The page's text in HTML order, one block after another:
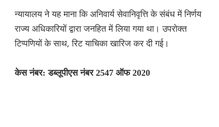
न्यायालय ने यह माना कि अनिवार्य सेवानिवृत्ति के संबंध में निर्णय
राज्य अधिकारियों द्वारा जनहित में लिया गया था। उपरोक्त
टिप्पणियों के साथ, रिट याचिका खारिज कर दी गई।
केस नंबर: डब्लूपीएस नंबर 2547 ऑफ 2020